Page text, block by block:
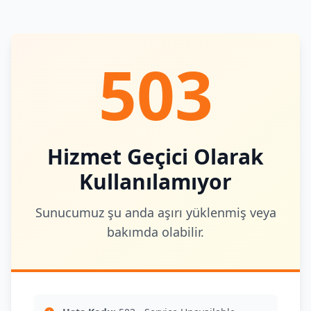
503
Hizmet Geçici Olarak
Kullanılamıyor
Sunucumuz şu anda aşırı yüklenmiş veya
bakımda olabilir.